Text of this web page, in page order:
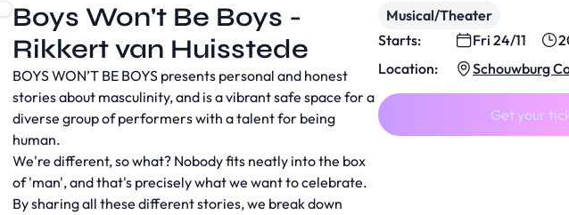
Boys Won't Be Boys -
Rikkert van Huisstede
BOYS WON’T BE BOYS presents personal and honest
stories about masculinity, and is a vibrant safe space for a
diverse group of performers with a talent for being
human.
We're different, so what? Nobody fits neatly into the box
of 'man', and that's precisely what we want to celebrate.
By sharing all these different stories, we break down
Musical/Theater
Starts:
Fri 24/11
Location:
Schouwburg
rg
Get your